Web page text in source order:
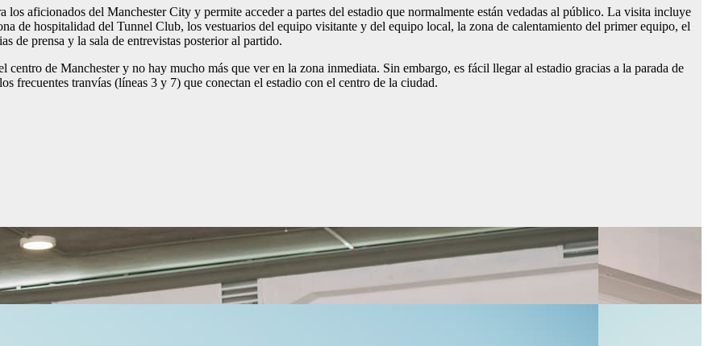
aficionados del Manchester City y permite acceder a partes del estadio que normalmente están vedadas al público. La visita incluye
de hospitalidad del Tunnel Club, los vestuarios del equipo visitante y del equipo local, la zona de calentamiento del primer equipo, el
de prensa y la sala de entrevistas posterior al partido.
de Manchester y no hay mucho más que ver en la zona inmediata. Sin embargo, es fácil llegar al estadio gracias a la parada de
frecuentes tranvías (líneas 3 y 7) que conectan el estadio con el centro de la ciudad.